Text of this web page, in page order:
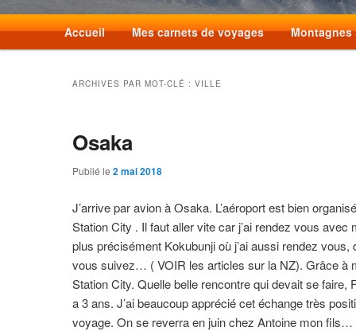
Accueil Mes carnets de voyages Montagnes
ARCHIVES PAR MOT-CLÉ :VILLE
Osaka
Publié le2 mai 2018
J’arrive par avion à Osaka. L’aéroport est bien
Station City . Il faut aller vite car j’ai rendez vous
plus précisément Kokubunji où j’ai aussi rendez
vous suivez… ( VOIR les articles sur la NZ). Grâce à
Station City. Quelle belle rencontre qui devait se faire,
a 3 ans. J’ai beaucoup apprécié cet échange très
voyage. On se reverra en juin chez Antoine mon fils…